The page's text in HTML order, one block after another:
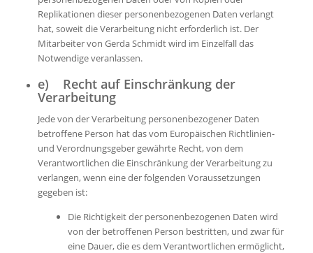
Replikationen dieser personenbezogenen Daten verlangt
hat, soweit die Verarbeitung nicht erforderlich ist. Der
Mitarbeiter von Gerda Schmidt wird im Einzelfall das
Notwendige veranlassen.
e) Recht auf Einschränkung der
Verarbeitung
Jede von der Verarbeitung personenbezogener Daten
betroffene Person hat das vom Europäischen Richtlinien-
und Verordnungsgeber gewährte Recht, von dem
Verantwortlichen die Einschränkung der Verarbeitung zu
verlangen, wenn eine der folgenden Voraussetzungen
gegeben ist:
Die Richtigkeit der personenbezogenen Daten wird
von der betroffenen Person bestritten, und zwar für
eine Dauer, die es dem Verantwortlichen ermöglicht,